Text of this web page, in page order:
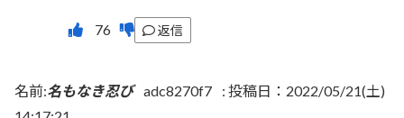
返信
名前:名もなき忍び adc8270f7 : 投稿日：2022/05/21(土)